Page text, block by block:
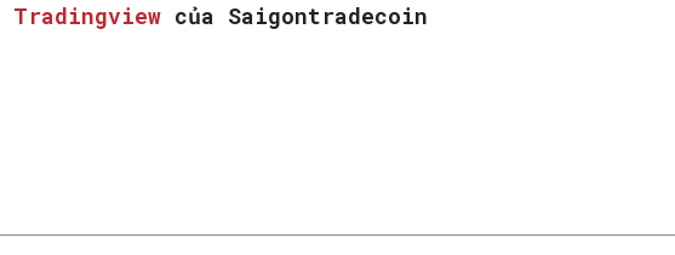
Tradingview của Saigontradecoin